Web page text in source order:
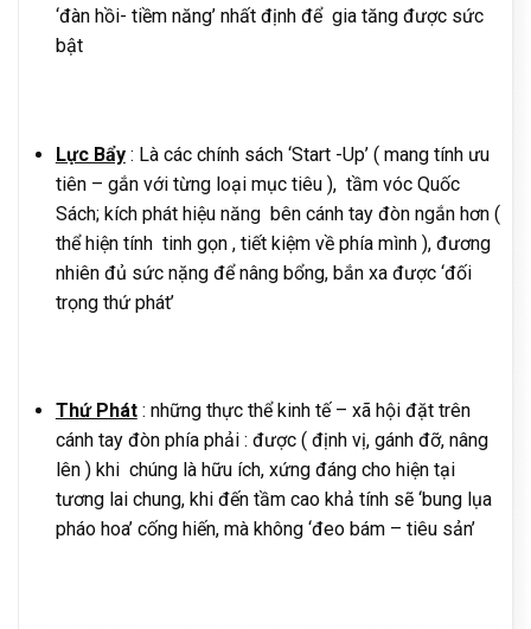
‘đàn hồi- tiềm năng’ nhất định để gia tăng được sức
bật
Lực Bẩy: Là các chính sách ‘Start -Up’ ( mang tính ưu
tiên – gắn với từng loại mục tiêu ), tầm vóc Quốc
Sách; kích phát hiệu năng bên cánh tay đòn ngắn hơn (
thể hiện tính tinh gọn , tiết kiệm về phía mình ), đương
nhiên đủ sức nặng để nâng bổng, bắn xa được ‘đối
trọng thứ phát’
Thứ Phát: những thực thể kinh tế – xã hội đặt trên
cánh tay đòn phía phải : được ( định vị, gánh đỡ, nâng
lên ) khi chúng là hữu ích, xứng đáng cho hiện tại
tương lai chung, khi đến tầm cao khả tính sẽ ‘bung lụa
pháo hoa’ cống hiến, mà không ‘đeo bám – tiêu sản’